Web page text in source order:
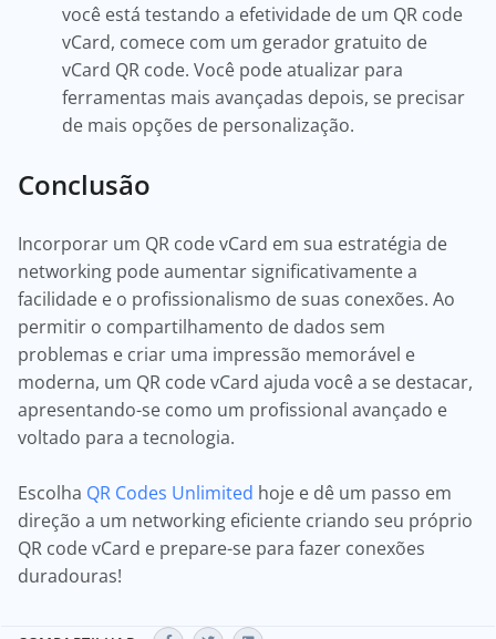
você está testando a efetividade de um QR code
vCard, comece com um gerador gratuito de
vCard QR code. Você pode atualizar para
ferramentas mais avançadas depois, se precisar
de mais opções de personalização.
Conclusão
Incorporar um QR code vCard em sua estratégia de
networking pode aumentar significativamente a
facilidade e o profissionalismo de suas conexões. Ao
permitir o compartilhamento de dados sem
problemas e criar uma impressão memorável e
moderna, um QR code vCard ajuda você a se destacar,
apresentando-se como um profissional avançado e
voltado para a tecnologia.
Escolha QR Codes Unlimited hoje e dê um passo em
direção a um networking eficiente criando seu próprio
QR code vCard e prepare-se para fazer conexões
duradouras!